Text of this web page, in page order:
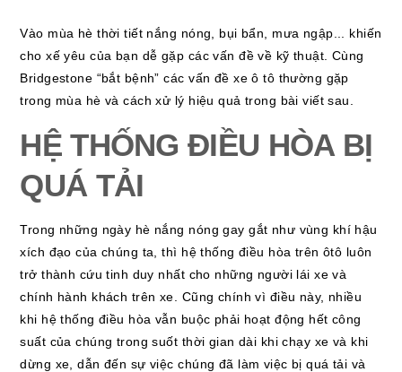
Vào mùa hè thời tiết nắng nóng, bụi bẩn, mưa ngập... khiến
cho xế yêu của bạn dễ gặp các vấn đề về kỹ thuật. Cùng
Bridgestone “bắt bệnh” các vấn đề xe ô tô thường gặp
trong mùa hè và cách xử lý hiệu quả trong bài viết sau.
HỆ THỐNG ĐIỀU HÒA BỊ
QUÁ TẢI
Trong những ngày hè nắng nóng gay gắt như vùng khí hậu
xích đạo của chúng ta, thì hệ thống điều hòa trên ôtô luôn
trở thành cứu tinh duy nhất cho những người lái xe và
chính hành khách trên xe. Cũng chính vì điều này, nhiều
khi hệ thống điều hòa vẫn buộc phải hoạt động hết công
suất của chúng trong suốt thời gian dài khi chạy xe và khi
dừng xe, dẫn đến sự việc chúng đã làm việc bị quá tải và